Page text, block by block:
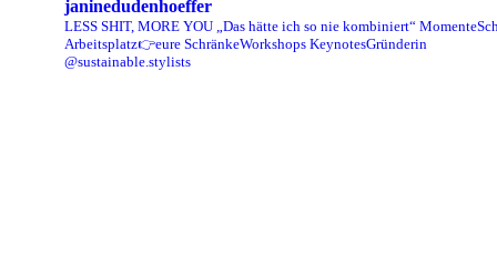
janinedudenhoeffer
LESS SHIT, MORE YOU „Das hätte ich so nie kombiniert“ Momente
Arbeitsplatz👉eure SchränkeWorkshops KeynotesGründerin
@sustainable.stylists